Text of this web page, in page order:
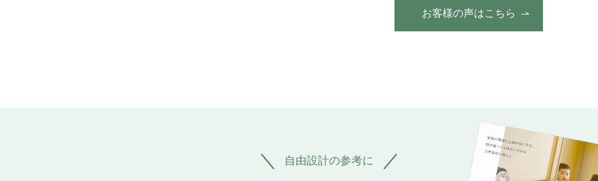
お客様の声はこちら
自由設計の参考に